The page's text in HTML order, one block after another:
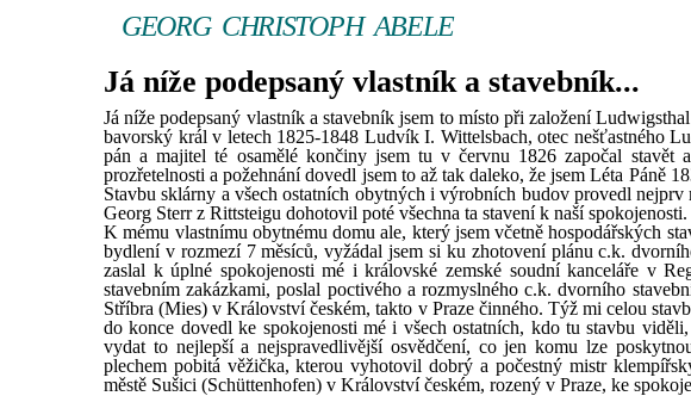
GEORG CHRISTOPH ABELE
Já níže podepsaný vlastník a stavebník...
Já níže podepsaný vlastník a stavebník jsem to místo při založení
bavorský král v letech 1825-1848 Ludvík I. Wittelsbach, otec nešťastného
pán a majitel té osamělé končiny jsem tu v červnu 1826 započal
prozřetelnosti a požehnání dovedl jsem to až tak daleko, že jsem Léta Páně
Stavbu sklárny a všech ostatních obytných i výrobních budov provedl
Georg Sterr z Rittsteigu dohotovil poté všechna ta stavení k naší spokojenosti.
K mému vlastnímu obytnému domu ale, který jsem včetně hospodářských
bydlení v rozmezí 7 měsíců, vyžádal jsem si ku zhotovení plánu c.k.
zaslal k úplné spokojenosti mé i královské zemské soudní kanceláře v
stavebním zakázkami, poslal poctivého a rozmyslného c.k. dvorního
Stříbra (Mies) v Království českém, takto v Praze činného. Týž mi celou
do konce dovedl ke spokojenosti mé i všech ostatních, kdo tu stavbu
vydat to nejlepší a nejspravedlivější osvědčení, co jen komu lze
plechem pobitá věžička, kterou vyhotovil dobrý a počestný mistr
městě Sušici (Schüttenhofen) v Království českém, rozený v Praze, ke